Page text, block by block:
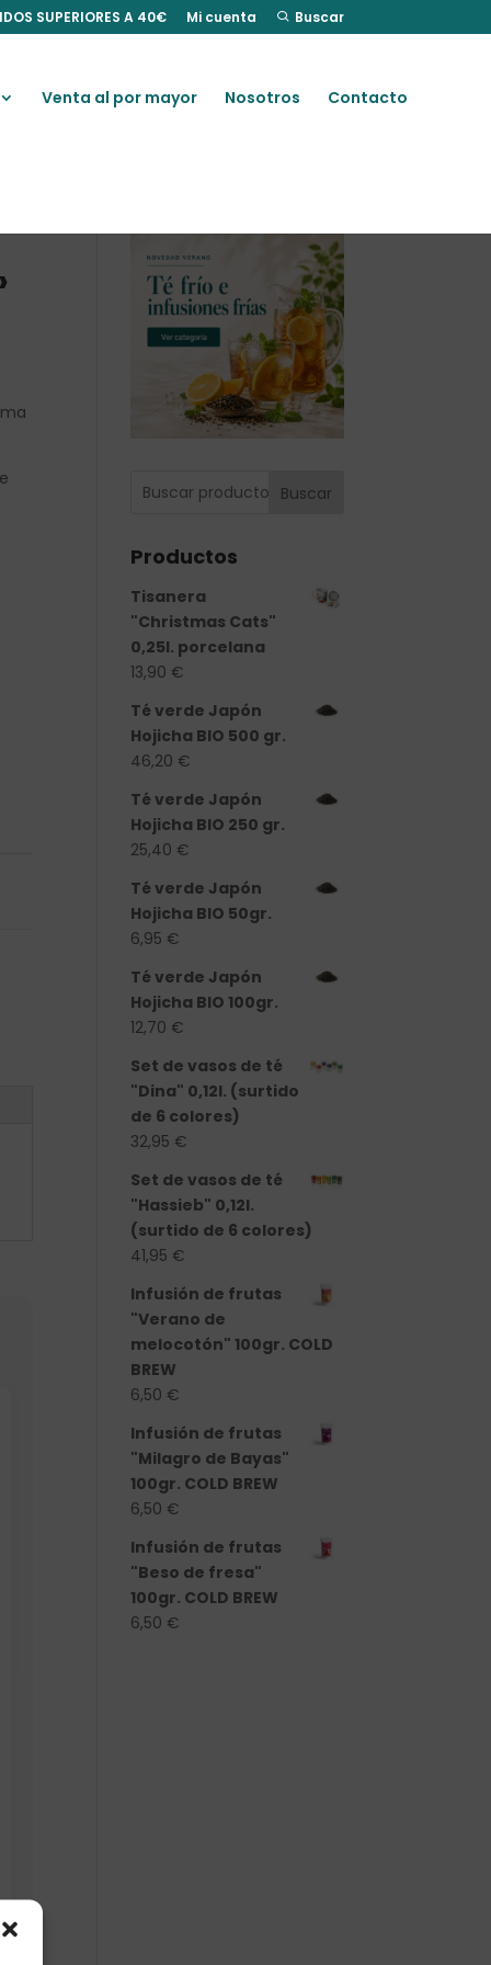
SUPERIORES A 40€ Mi cuenta Buscar
Venta al por mayor Nosotros Contacto
Buscar
Productos
Tisanera
"Christmas Cats"
0,25l. porcelana
13,90 €
Té verde Japón
Hojicha BIO 500 gr.
46,20 €
Té verde Japón
Hojicha BIO 250 gr.
25,40 €
Té verde Japón
Hojicha BIO 50gr.
6,95 €
Té verde Japón
Hojicha BIO 100gr.
12,70 €
Set de vasos de té
"Dina" 0,12l. (surtido
de 6 colores)
32,95 €
Set de vasos de té
"Hassieb" 0,12l.
(surtido de 6 colores)
41,95 €
Infusión de frutas
"Verano de
melocotón" 100gr. COLD
BREW
6,50 €
Infusión de frutas
"Milagro de Bayas"
100gr. COLD BREW
6,50 €
Infusión de frutas
"Beso de fresa"
100gr. COLD BREW
6,50 €